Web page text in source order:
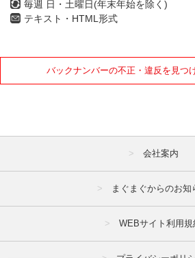
毎週 日・土曜日(年末年始を除く)
テキスト・HTML形式
バックナンバーの不正・違反を見つ
1月
7月 8月
2020年
2月
5月
会社案内
まぐまぐからのお知
WEBサイト利用規